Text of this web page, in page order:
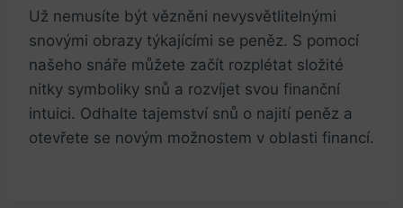
Už nemusíte být vězněni nevysvětlitelnými
snovými⁣ obrazy týkajícími se peněz. S pomocí
našeho snáře můžete ⁤začít rozplétat složité
nitky symboliky snů a‍ rozvíjet svou finanční
intuici. Odhalte tajemství snů⁢ o najití ‌peněz a
otevřete se novým možnostem v oblasti financí.